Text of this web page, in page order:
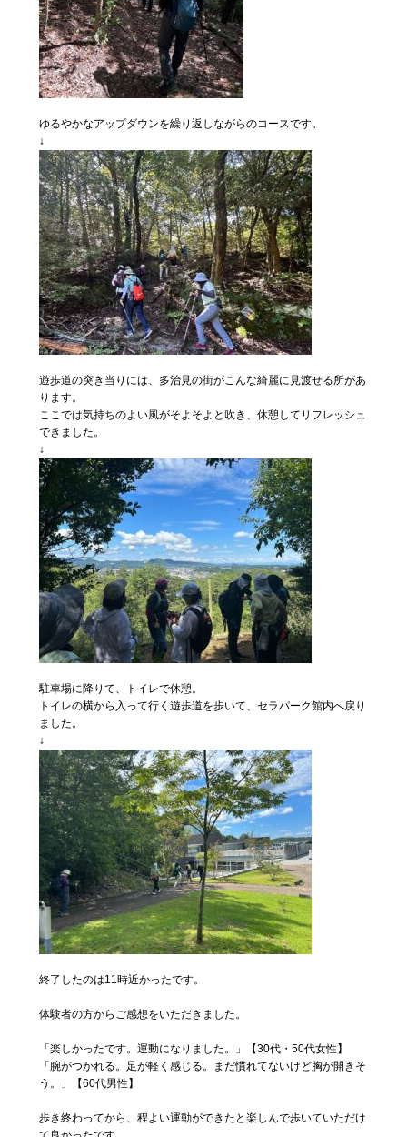
ゆるやかなアップダウンを繰り返しながらのコースです。
↓
遊歩道の突き当りには、多治見の街がこんな綺麗に見渡せる所があ
ります。
ここでは気持ちのよい風がそよそよと吹き、休憩してリフレッシュ
できました。
↓
駐車場に降りて、トイレで休憩。
トイレの横から入って行く遊歩道を歩いて、セラパーク館内へ戻り
ました。
↓
終了したのは11時近かったです。
体験者の方からご感想をいただきました。
「楽しかったです。運動になりました。」【30代・50代女性】
「腕がつかれる。足が軽く感じる。まだ慣れてないけど胸が開きそ
う。」【60代男性】
歩き終わってから、程よい運動ができたと楽しんで歩いていただけ